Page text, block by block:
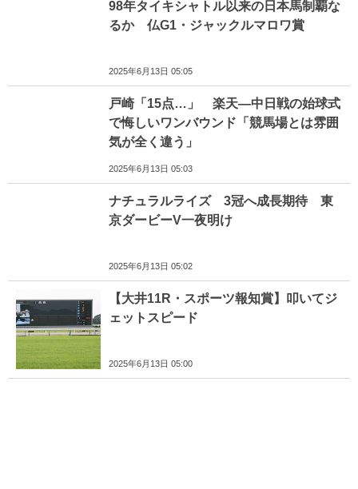
98年タイキシャトル以来の日本馬制覇な
るか 仏G1・ジャックルマロワ賞
2025年6月13日 05:05
戸崎「15点…」 楽天―中日戦の始球式
で悔しいワンバウンド「競馬場とは雰囲
気が全く違う」
2025年6月13日 05:03
ナチュラルライズ 3冠へ成長期待 東
京ダービーV一夜明け
2025年6月13日 05:02
【大井11R・スポーツ報知賞】叩いてジ
ェットスピード
2025年6月13日 05:00